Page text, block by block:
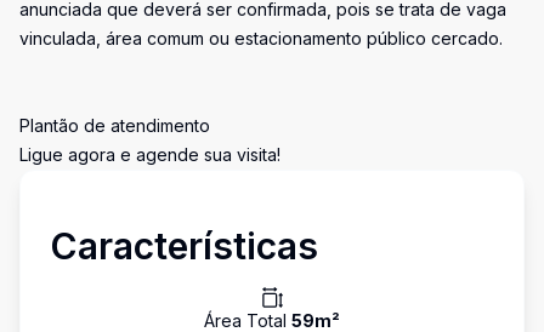
anunciada que deverá ser confirmada, pois se trata de vaga
vinculada, área comum ou estacionamento público cercado.
Plantão de atendimento
Ligue agora e agende sua visita!
Características
Área Total 59m²